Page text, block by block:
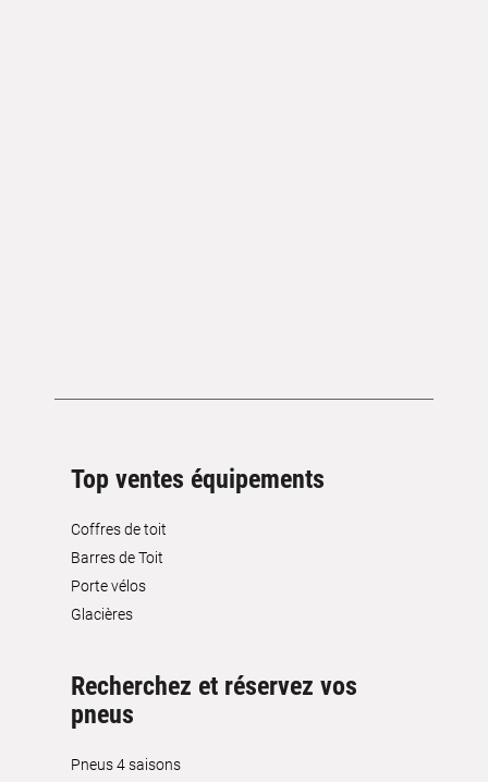
Top ventes équipements
Coffres de toit
Barres de Toit
Porte vélos
Glacières
Recherchez et réservez vos
pneus
Pneus 4 saisons